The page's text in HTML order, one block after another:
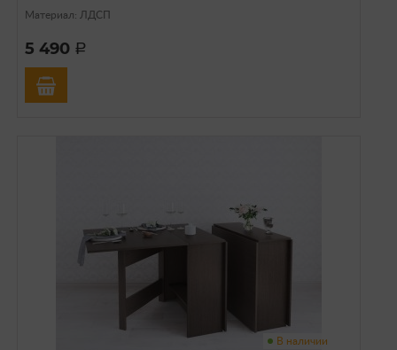
Материал: ЛДСП
5 490 a
В наличии